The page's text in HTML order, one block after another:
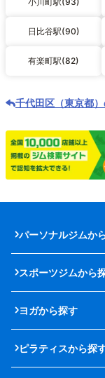
日比谷駅(90)
有楽町駅(82)
千代田区（東京都
パーソナルジムか
スポーツジムから
ヨガから探す
ピラティスから探